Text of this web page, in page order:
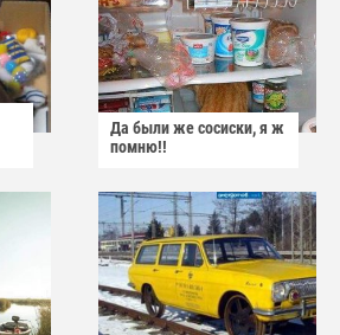
Да были же сосиски, я ж
помню!!